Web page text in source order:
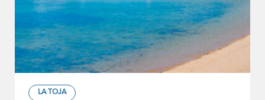
LA TOJA